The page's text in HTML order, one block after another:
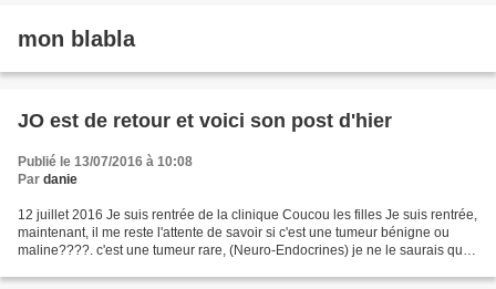
mon blabla
JO est de retour et voici son post d'hier
Publié le 13/07/2016 à 10:08
Par danie
12 juillet 2016 Je suis rentrée de la clinique Coucou les filles Je suis rentrée,
maintenant, il me reste l'attente de savoir si c'est une tumeur bénigne ou
maline????. c'est une tumeur rare, (Neuro-Endocrines) je ne le saurais que